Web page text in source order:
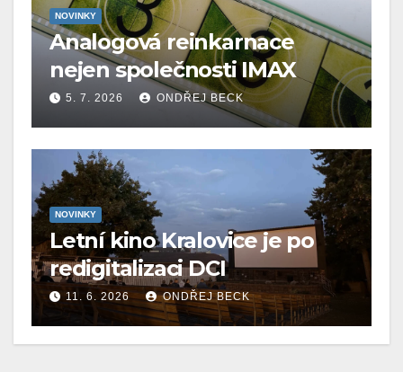
NOVINKY
Analogová reinkarnace
nejen společnosti IMAX
5. 7. 2026 ONDŘEJ BECK
NOVINKY
Letní kino Kralovice je po
redigitalizaci DCI
11. 6. 2026 ONDŘEJ BECK